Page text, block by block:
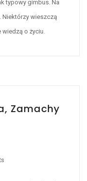
typowy gimbus. Na
Niektórzy wieszczą
o życiu.
Zamachy